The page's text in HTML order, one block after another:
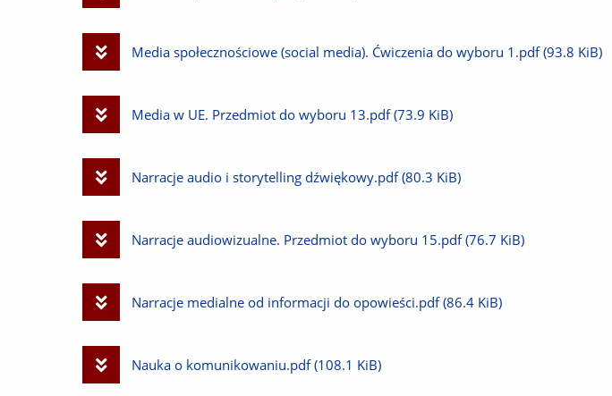
Pobierz
Media społecznościowe (social media). Ćwiczenia do wyboru 1.pdf (93.8 KiB)
Pobierz
Media w UE. Przedmiot do wyboru 13.pdf (73.9 KiB)
Pobierz
Narracje audio i storytelling dźwiękowy.pdf (80.3 KiB)
Pobierz
Narracje audiowizualne. Przedmiot do wyboru 15.pdf (76.7 KiB)
Pobierz
Narracje medialne od informacji do opowieści.pdf (86.4 KiB)
Pobierz
Nauka o komunikowaniu.pdf (108.1 KiB)